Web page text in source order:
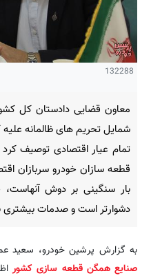
132288
معاون قضایی دادستان کل
شمایل تحریم های ظالمانه
تمام عیار اقتصادی توصیف
قطعه سازان خودرو سربازان
بار سنگینی بر دوش
دشوارتر است و صدمات بیشتری
به گزارش پرشین خودرو، سعید
صنایع همگن قطعه سازی کشور